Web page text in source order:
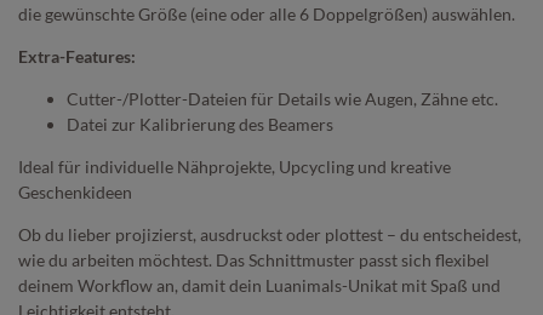
die gewünschte Größe (eine oder alle 6 Doppelgrößen) auswählen.
Extra-Features:
Cutter-/Plotter-Dateien für Details wie Augen, Zähne etc.
Datei zur Kalibrierung des Beamers
Ideal für individuelle Nähprojekte, Upcycling und kreative
Geschenkideen
Ob du lieber projizierst, ausdruckst oder plottest – du entscheidest,
wie du arbeiten möchtest. Das Schnittmuster passt sich flexibel
deinem Workflow an, damit dein Luanimals-Unikat mit Spaß und
Leichtigkeit entsteht.